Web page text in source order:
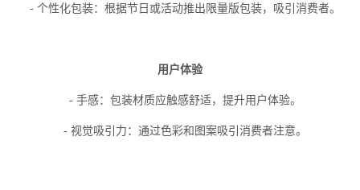
- 个性化包装：根据节日或活动推出限量版包装，吸引消费者。
用户体验
- 手感：包装材质应触感舒适，提升用户体验。
- 视觉吸引力：通过色彩和图案吸引消费者注意。